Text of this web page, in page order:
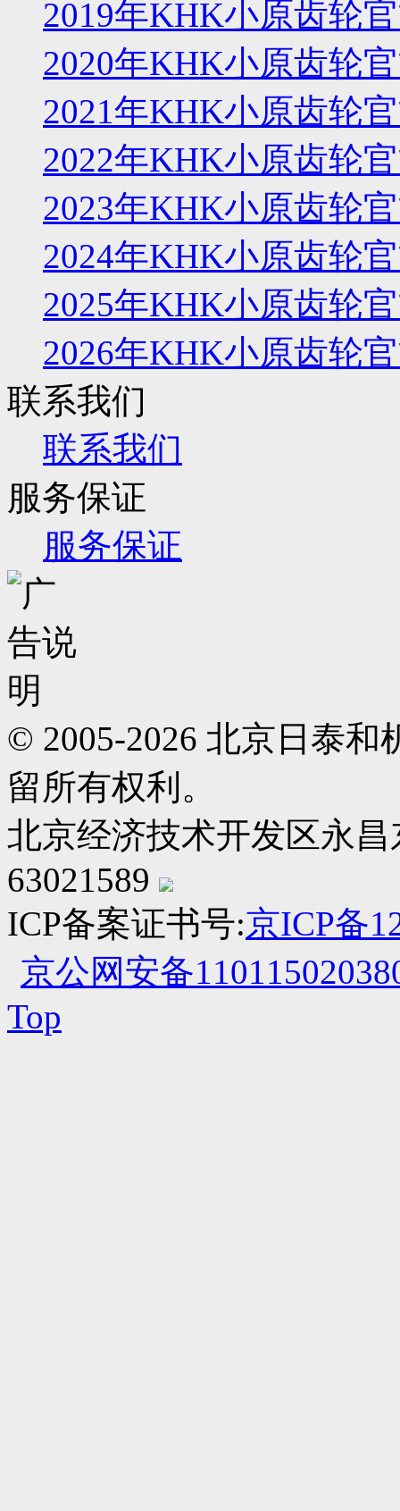
2019年KHK小原齿轮
2020年KHK小原齿轮
2021年KHK小原齿轮
2022年KHK小原齿轮
2023年KHK小原齿轮
2024年KHK小原齿轮
2025年KHK小原齿轮
2026年KHK小原齿轮
联系我们
联系我们
服务保证
服务保证
© 2005-2026 北京日泰
留所有权利。
北京经济技术开发区永
63021589
ICP备案证书号:京ICP备
京公网安备
Top